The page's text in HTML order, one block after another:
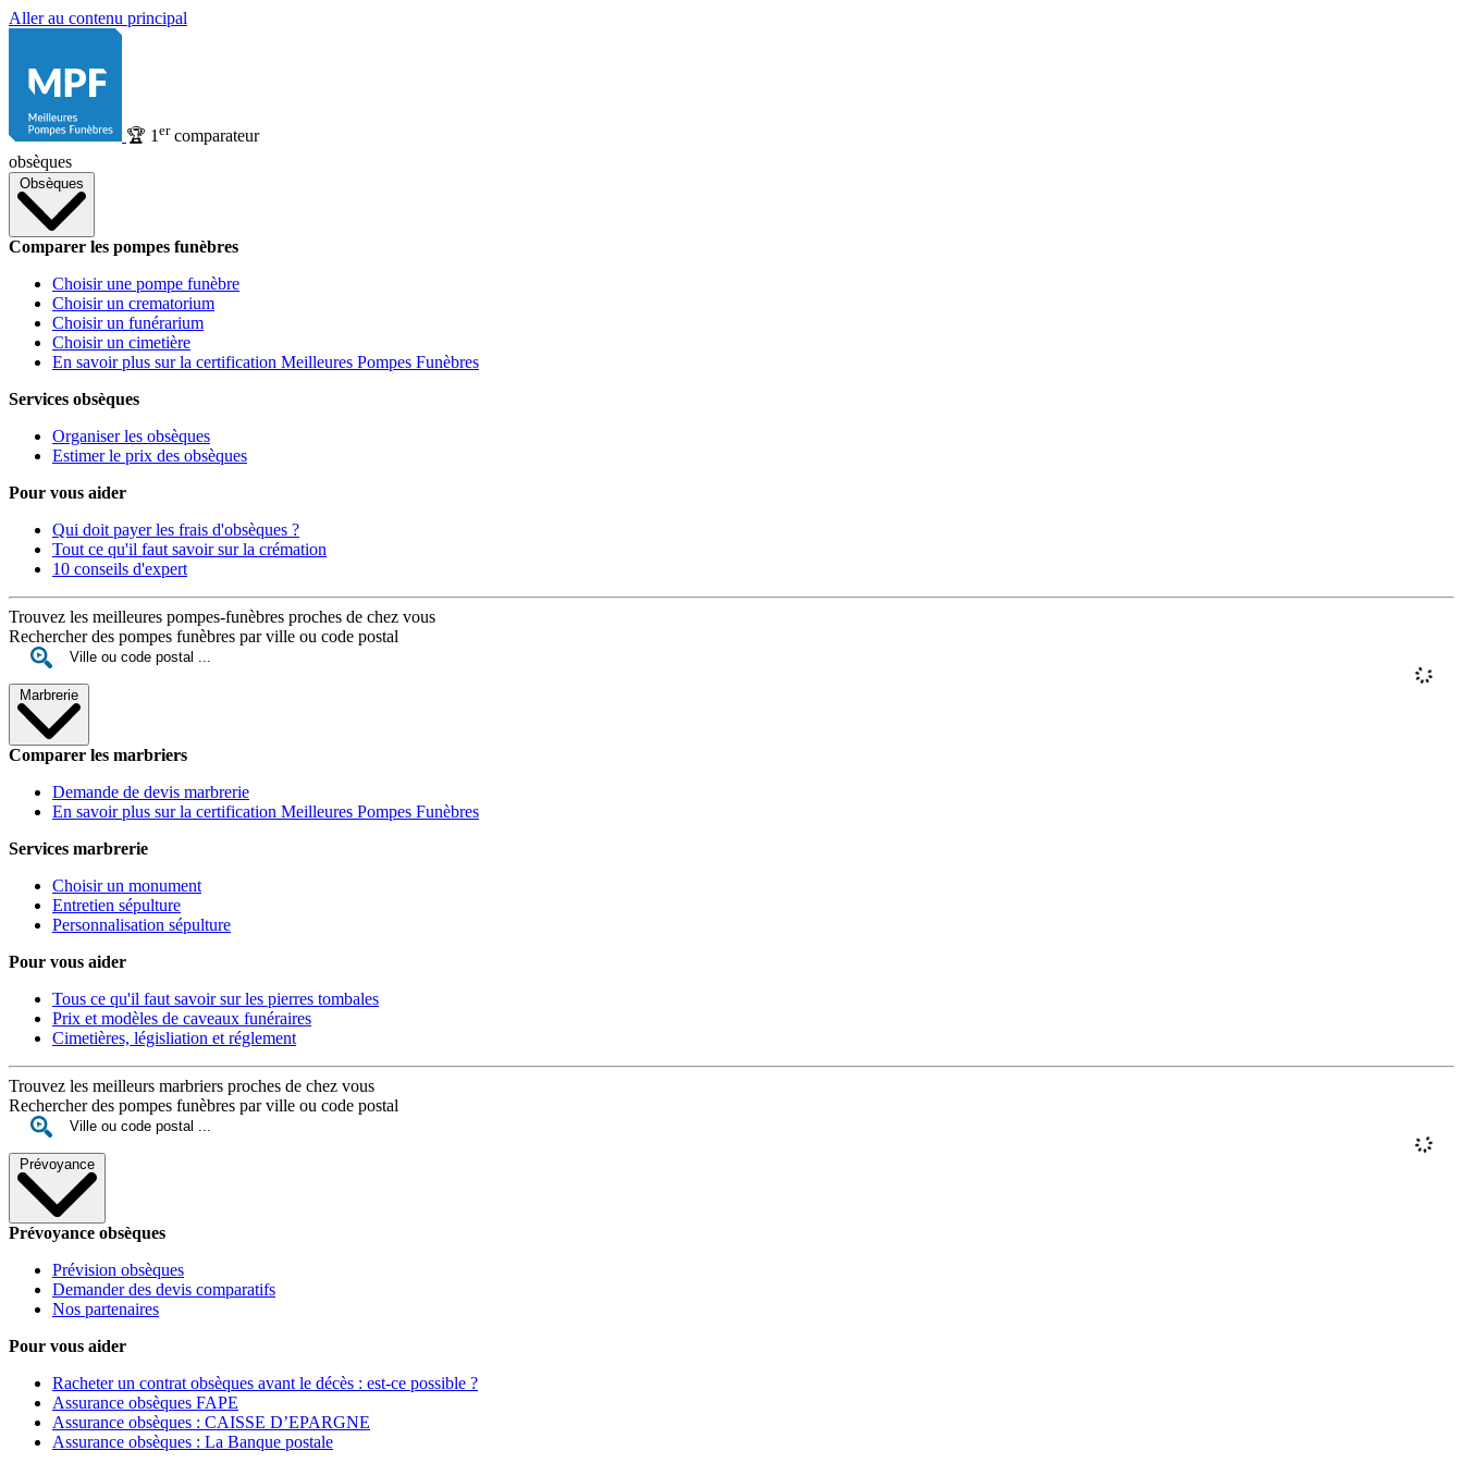
Aller au contenu principal
🏆 1 ercomparateur
obsèques
Obsèques
Comparer les pompes funèbres
Choisir une pompe funèbre
Choisir un crematorium
Choisir un funérarium
Choisir un cimetière
En savoir plus sur la certification Meilleures Pompes Funèbres
Services obsèques
Organiser les obsèques
Estimer le prix des obsèques
Pour vous aider
Qui doit payer les frais d'obsèques ?
Tout ce qu'il faut savoir sur la crémation
10 conseils d'expert
Trouvez les meilleures pompes-funèbres proches de chez vous
Rechercher des pompes funèbres par ville ou code postal
Marbrerie
Comparer les marbriers
Demande de devis marbrerie
En savoir plus sur la certification Meilleures Pompes Funèbres
Services marbrerie
Choisir un monument
Entretien sépulture
Personnalisation sépulture
Pour vous aider
Tous ce qu'il faut savoir sur les pierres tombales
Prix et modèles de caveaux funéraires
Cimetières, législiation et réglement
Trouvez les meilleurs marbriers proches de chez vous
Rechercher des pompes funèbres par ville ou code postal
Prévoyance
Prévoyance obsèques
Prévision obsèques
Demander des devis comparatifs
Nos partenaires
Pour vous aider
Racheter un contrat obsèques avant le décès : est-ce possible ?
Assurance obsèques FAPE
Assurance obsèques : CAISSE D’EPARGNE
Assurance obsèques : La Banque postale